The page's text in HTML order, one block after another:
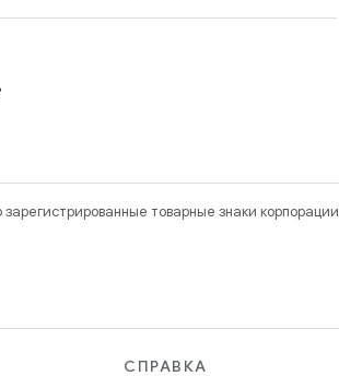
товарные знаки корпорации
СПРАВКА